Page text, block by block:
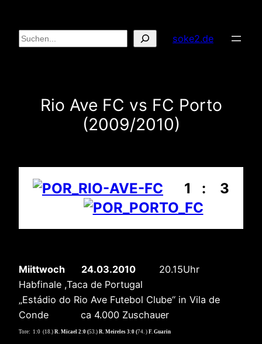
Inhalt
springen
Suchen soke2.de
Rio Ave FC vs FC Porto
(2009/2010)
1 : 3
Miittwoch 24.03.2010 20.15Uhr
Habfinale ,Taca de Portugal
„Estádio do Rio Ave Futebol Clube“ in Vila de
Conde ca 4.000 Zuschauer
Tore: 1:0 (18.) R. Micael 2:0 (53.) R. Meireles 3:0 (74. ) F. Guarin